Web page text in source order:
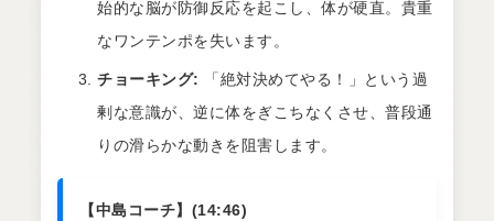
始的な脳が防御反応を起こし、体が硬直。貴重
なワンテンポを失います。
チョーキング:
「絶対決めてやる！」という過
剰な意識が、逆に体をぎこちなくさせ、普段通
りの滑らかな動きを阻害します。
【中島コーチ】(14:46)